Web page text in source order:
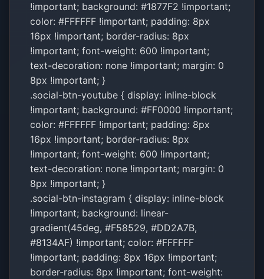
!important; background: #1877F2 !important;
color: #FFFFFF !important; padding: 8px
16px !important; border-radius: 8px
!important; font-weight: 600 !important;
text-decoration: none !important; margin: 0
8px !important; }
.social-btn-youtube { display: inline-block
!important; background: #FF0000 !important;
color: #FFFFFF !important; padding: 8px
16px !important; border-radius: 8px
!important; font-weight: 600 !important;
text-decoration: none !important; margin: 0
8px !important; }
.social-btn-instagram { display: inline-block
!important; background: linear-
gradient(45deg, #F58529, #DD2A7B,
#8134AF) !important; color: #FFFFFF
!important; padding: 8px 16px !important;
border-radius: 8px !important; font-weight: